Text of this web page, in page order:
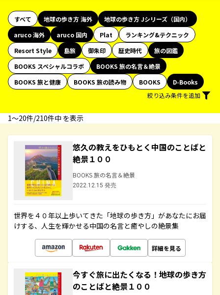
すべて 地球の歩き方 海外
地球の歩き方 Jシリーズ（国内）
aruco 海外
aruco 国内 Plat
ランキング&テクニック
Resort Style
島旅 御朱印 歴史時代
旅の図鑑
BOOKS スペシャルコラボ
BOOKS 旅の名言＆絶景
BOOKS 旅と健康
BOOKS 旅の読み物 BOOKS
D-Books
絞り込み条件を追加
1〜20件/210件中 を表示
悠久の教えをひもとく中国のことばと
絶景１００
BOOKS 旅の名言＆絶景
2022.12.15 発売
世界を４０年以上歩いてきた「地球の歩き方」があなたにお届
けする、人生を輝かせる中国の名言と癒やしの絶景集
詳細を見る
今すぐ旅に出たくなる！地球の歩き方
のことばと絶景１００